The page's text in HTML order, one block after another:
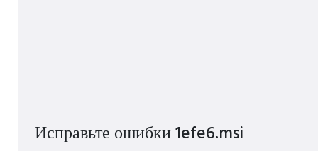
Исправьте ошибки 1efe6.msi